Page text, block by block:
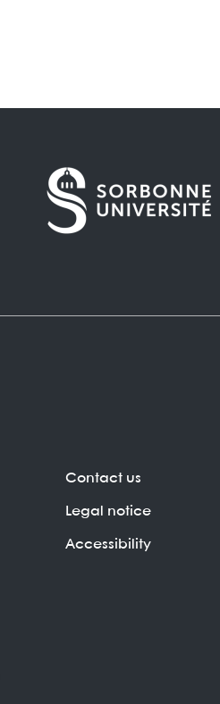
Contact us
Legal notice
Accessibility